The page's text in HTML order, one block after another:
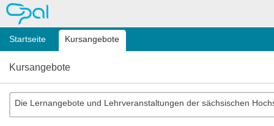
OPAL
Startseite Kursangebote
Kursangebote
Die Lernangebote und Lehrveranstaltungen der sächsischen